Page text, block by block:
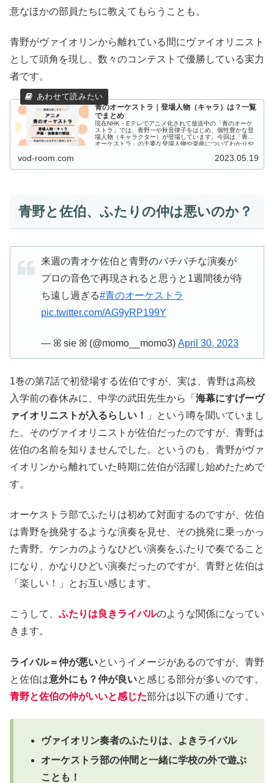
意なほかの部員たちに教えてもらうことも。
青野がヴァイオリンから離れている間にヴァイオリニスト
として頭角を現し、数々のコンテストで優勝している実力
者です。
青のオーケストラ｜登場人物（キャラ）は？一覧
でまとめ
現在NHK・Eテレでアニメ化されて放送中の「青のオーケ
ストラ」では、青野一や秋音律子をはじめ、個性豊かな登
場人物（キャラクター）が登場しています。今回は「青の
オーケストラ」の主要な登場人物や楽曲についてわかりや
vod-room.com 2023.05.19
青野と佐伯、ふたりの仲は悪いのか？
来週の青オケ佐伯と青野のバチバチな演奏が
プロの音色で再現されると思うと1週間後が待
ち遠し過ぎる#青のオーケストラ
pic.twitter.com/AG9yRP199Y
— ꕤ sie ꕤ (@momo__momo3) April 30, 2023
1巻の第7話で初登場する佐伯ですが、実は、青野は高校
入学前の春休みに、中学の武田先生から「 海幕にすげーヴ
ァイオリニストが入るらしい！
」という噂を聞いていまし
た。そのヴァイオリニストが佐伯だったのですが、青野は
佐伯の名前を知りませんでした。というのも、青野がヴァ
イオリンから離れていた時期に佐伯が活躍し始めたためで
す。
オーケストラ部でふたりは初めて対面するのですが、佐伯
は青野を挑発するような演奏を見せ、その挑発に乗っかっ
た青野。ケンカのようなひどい演奏をふたりで奏でること
になり、かなりひどい演奏だったのですが、青野と佐伯は
「楽しい！」とお互い感じます。
こうして、 ふたりは良きライバルのような関係になってい
きます。
ライバル＝仲が悪いというイメージがあるのですが、青野
と佐伯は意外にも？仲が良いと感じる部分が多いのです。
青野と佐伯の仲がいいと感じた部分は以下の通りです。
ヴァイオリン奏者のふたりは、よきライバル
オーケストラ部の仲間と一緒に学校の外で遊ぶ
ことも！